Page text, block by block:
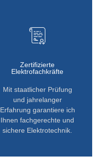
Zertifizierte
Elektrofachkräfte
Mit staatlicher Prüfung
und jahrelanger
Erfahrung garantiere ich
Ihnen fachgerechte und
sichere Elektrotechnik.